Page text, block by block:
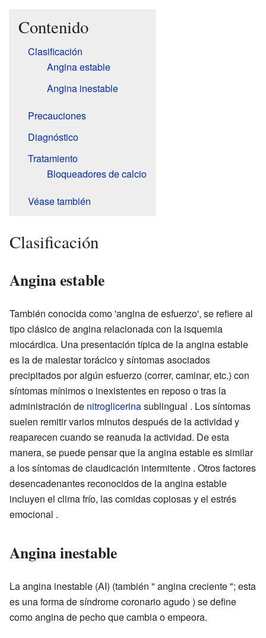
Contenido
Clasificación
Angina estable
Angina inestable
Precauciones
Diagnóstico
Tratamiento
Bloqueadores de calcio
Véase también
Clasificación
Angina estable
También conocida como 'angina de esfuerzo', se refiere al
tipo clásico de angina relacionada con la isquemia
miocárdica. Una presentación típica de la angina estable
es la de malestar torácico y síntomas asociados
precipitados por algún esfuerzo (correr, caminar, etc.) con
síntomas mínimos o inexistentes en reposo o tras la
administración de nitroglicerinasublingual . Los síntomas
suelen remitir varios minutos después de la actividad y
reaparecen cuando se reanuda la actividad. De esta
manera, se puede pensar que la angina estable es similar
a los síntomas de claudicación intermitente . Otros factores
desencadenantes reconocidos de la angina estable
incluyen el clima frío, las comidas copiosas y el estrés
emocional .
Angina inestable
La angina inestable (AI) (también " angina creciente "; esta
es una forma de síndrome coronario agudo ) se define
como angina de pecho que cambia o empeora.